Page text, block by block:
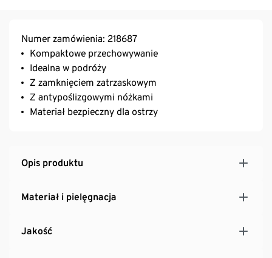
Numer zamówienia: 218687
Kompaktowe przechowywanie
Idealna w podróży
Z zamknięciem zatrzaskowym
Z antypoślizgowymi nóżkami
Materiał bezpieczny dla ostrzy
Opis produktu
Materiał i pielęgnacja
Jakość